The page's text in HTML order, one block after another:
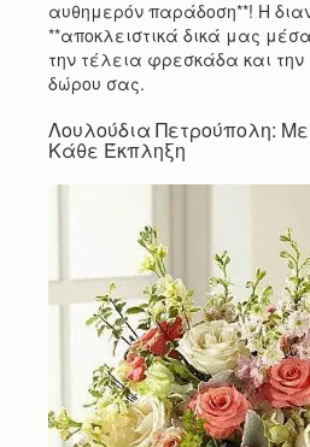
αυθημερόν παράδοση**! Η
**αποκλειστικά δικά μας
την τέλεια φρεσκάδα και την
δώρου σας.
Λουλούδια Πετρούπολη:
Κάθε Έκπληξη